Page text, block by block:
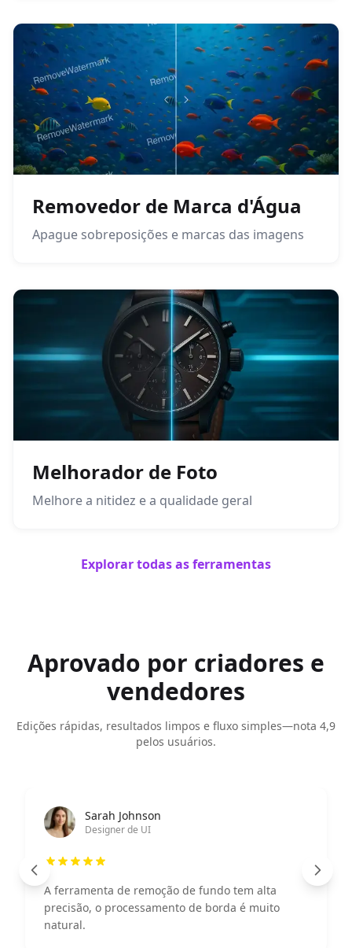
Removedor de Marca d'Água
Apague sobreposições e marcas das imagens
Melhorador de Foto
Melhore a nitidez e a qualidade geral
Explorar todas as ferramentas
Aprovado por criadores e
vendedores
Edições rápidas, resultados limpos e fluxo simples—nota 4,9
pelos usuários.
Ahmad Wijaya
Gerente de Marketing
O recurso de melhoria de imagem é
efeito de exibição do produto melhorou